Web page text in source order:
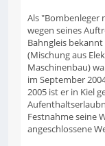
Als "Bombenleger
wegen seines
Bahngleis
(Mischung aus
Maschinenbau)
im September
2005 ist er in Kiel
Festnahme seine
angeschlossene